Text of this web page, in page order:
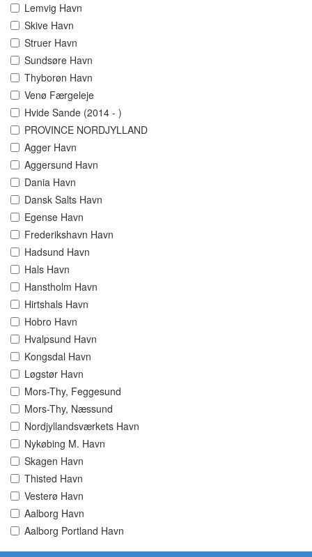
Lemvig Havn
Skive Havn
Struer Havn
Sundsøre Havn
Thyborøn Havn
Venø Færgeleje
Hvide Sande (2014 - )
PROVINCE NORDJYLLAND
Agger Havn
Aggersund Havn
Dania Havn
Dansk Salts Havn
Egense Havn
Frederikshavn Havn
Hadsund Havn
Hals Havn
Hanstholm Havn
Hirtshals Havn
Hobro Havn
Hvalpsund Havn
Kongsdal Havn
Løgstør Havn
Mors-Thy, Feggesund
Mors-Thy, Næssund
Nordjyllandsværkets Havn
Nykøbing M. Havn
Skagen Havn
Thisted Havn
Vesterø Havn
Aalborg Havn
Aalborg Portland Havn